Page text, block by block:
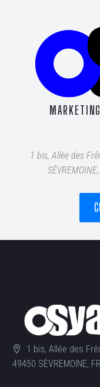
1 bis, Allée des
1 bis, Allée des
49450 SÈVREMOINE,